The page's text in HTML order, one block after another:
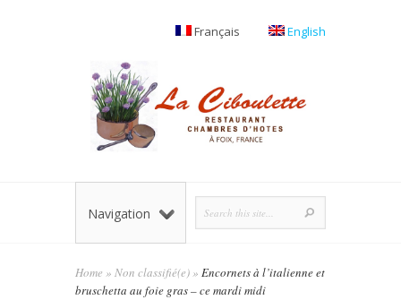
Français English
Navigation
Home » Non classifié(e)» Encornets à l’italienne et
bruschetta au foie gras – ce mardi midi